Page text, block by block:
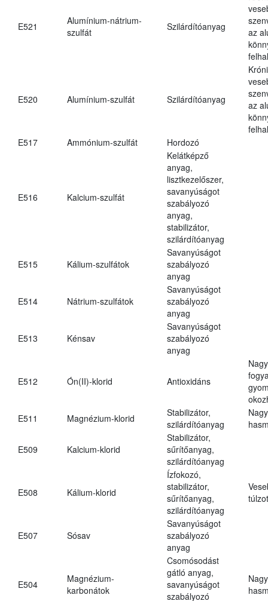
E521
Alumínium-nátrium-
szulfát
Szilárdítóanyag
az
E520 Alumínium-szulfát Szilárdítóanyag
az
E517
Ammónium-szulfát Hordozó
E516 Kalcium-szulfát
Kelátképző
anyag,
lisztkezelőszer,
savanyúságot
szabályozó
anyag,
stabilizátor,
szilárdítóanyag
E515 Kálium-szulfátok
Savanyúságot
szabályozó
anyag
E514 Nátrium-szulfátok
Savanyúságot
szabályozó
anyag
E513 Kénsav
Savanyúságot
szabályozó
anyag
E512 Ón(II)-klorid Antioxidáns
E511
Magnézium-klorid
Stabilizátor,
szilárdítóanyag
E509 Kalcium-klorid
Stabilizátor,
sűrítőanyag,
szilárdítóanyag
E508 Kálium-klorid
Ízfokozó,
stabilizátor,
sűrítőanyag,
szilárdítóanyag
E507 Sósav
Savanyúságot
szabályozó
anyag
E504
Magnézium-
karbonátok
Csomósodást
gátló anyag,
savanyúságot
szabályozó